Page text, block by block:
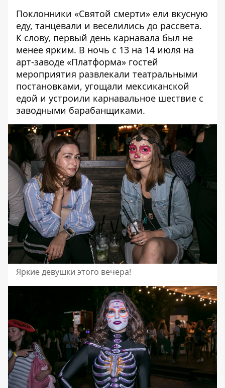
Поклонники «Святой смерти» ели вкусную
еду, танцевали и веселились до рассвета.
К слову, первый день карнавала был не
менее ярким. В ночь с 13 на 14 июля на
арт-заводе «Платформа» гостей
мероприятия развлекали театральными
постановками, угощали мексиканской
едой и устроили карнавальное шествие с
заводными барабанщиками.
Яркие девушки этого вечера!